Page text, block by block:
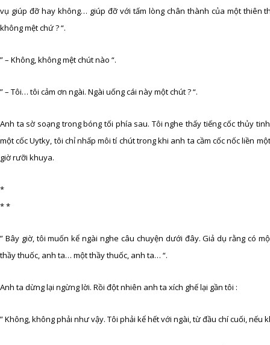
vụ giúp đỡ hay không… giúp đỡ với tấm lòng chân thành của một
không mệt chứ ? “.
” – Không, không mệt chút nào “.
” – Tôi… tôi cảm ơn ngài. Ngài uống cái này một chút ? “.
Anh ta sờ soạng trong bóng tối phía sau. Tôi nghe thấy tiếng cốc thủy
một cốc Uytky, tôi chỉ nhấp môi tí chút trong khi anh ta cầm cốc nốc liền
giờ rưỡi khuya.
*
* *
” Bây giờ, tôi muốn kể ngài nghe câu chuyện dưới đây. Giả dụ rằng
thầy thuốc, anh ta… một thầy thuốc, anh ta… “.
Anh ta dừng lại ngừng lời. Rồi đột nhiên anh ta xích ghế lại gần tôi :
” Không, không phải như vậy. Tôi phải kể hết với ngài, từ đầu chí cuối,